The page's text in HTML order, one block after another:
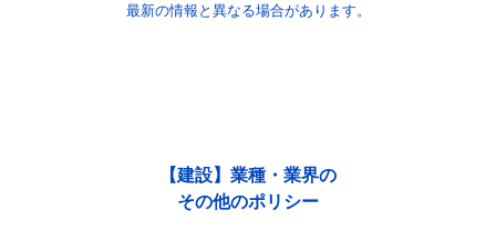
最新の情報と異なる場合があります。
【建設】業種・業界の
その他のポリシー